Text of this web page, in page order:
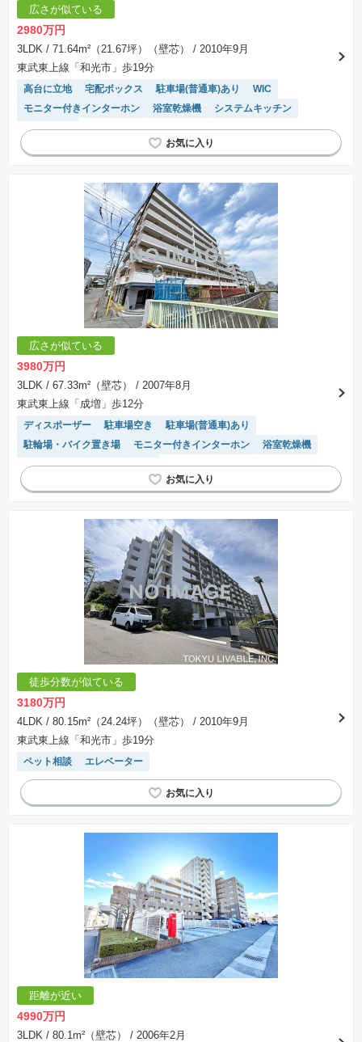
広さが似ている
2980万円
3LDK / 71.64m²（21.67坪）（壁芯）
/ 2010年9月
東武東上線「和光市」歩19分
高台に立地 宅配ボックス 駐車場(普通車)あり
WIC
モニター付きインターホン
浴室乾燥機
システムキッチン
ペット相談
広さが似ている
3980万円
3LDK / 67.33m²（壁芯）
/ 2007年8月
東武東上線「成増」歩12分
ディスポーザー 駐車場空き
駐車場(普通車)あり
駐輪場・バイク置き場
モニター付きインターホン
浴室乾燥機
温水洗浄便座
エレベーター
徒歩分数が似ている
3180万円
4LDK / 80.15m²（24.24坪）（壁芯）
/ 2010年9月
東武東上線「和光市」歩19分
ペット相談 エレベーター
距離が近い
4990万円
3LDK / 80.1m²（壁芯）
/ 2006年2月